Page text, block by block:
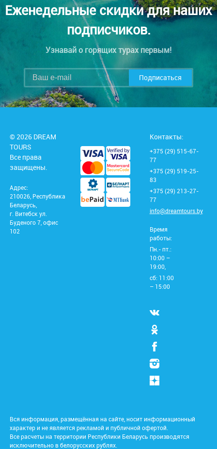
Еженедельные скидки для наших
подписчиков.
Узнавай о горящих турах первым!
Подписаться
© 2026 DREAM
TOURS
Все права
защищены.
Адрес:
210026, Республика
Беларусь,
г. Витебск ул.
Буденого 7, офис
102
Контакты:
+375 (29) 515-67-
77
+375 (29) 519-25-
83
+375 (29) 213-27-
77
info@dreamtours.by
Время
работы:
Пн.- пт.:
10:00 –
19:00,
сб: 11:00
– 15:00
Вся информация, размещённая на сайте, носит информационный
характер и не является рекламой и публичной офертой.
Все расчеты на территории Республики Беларусь производятся
исключительно в белорусских рублях.